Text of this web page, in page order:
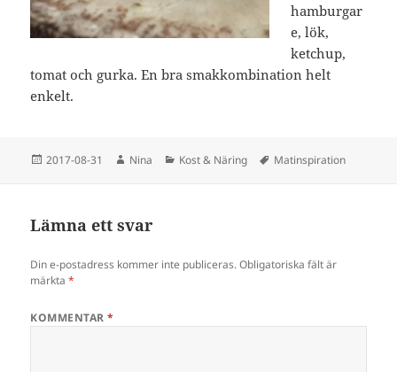
hamburgar
e, lök,
ketchup,
tomat och gurka. En bra smakkombination helt
enkelt.
Postat
2017-08-31 Författare
Nina Kategorier
Kost & Näring Taggar
Matinspiration
Lämna ett svar
Din e-postadress kommer inte publiceras. Obligatoriska fält är
märkta*
KOMMENTAR*